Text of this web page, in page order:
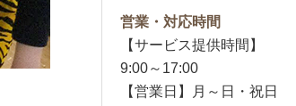
営業・対応時間
【サービス提供時間】
9:00～17:00
【営業日】月～日・祝日